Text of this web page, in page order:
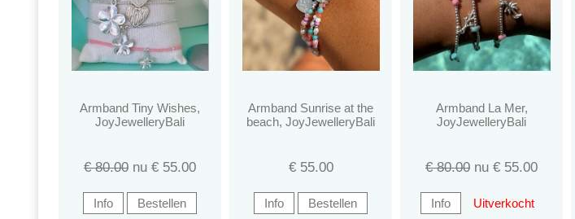
Armband Tiny Wishes,
JoyJewelleryBali
€ 80.00 nu € 55.00
Armband Sunrise at the
beach, JoyJewelleryBali
€ 55.00
Armband La Mer,
JoyJewelleryBali
€ 80.00 nu € 55.00